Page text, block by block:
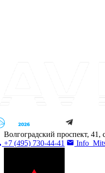
Волгоградский проспект, 41,
+7 (495) 730-44-41